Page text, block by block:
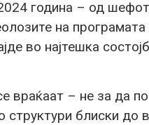
година – од
на
во најтешка
враќаат – не за да
структури блиски до